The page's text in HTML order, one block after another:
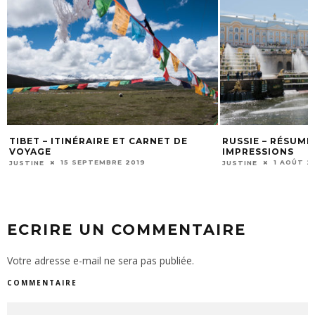
TIBET – ITINÉRAIRE ET CARNET DE
VOYAGE
JUSTINE 15 SEPTEMBRE 2019
RUSSIE –
IMPRESSIONS
JUSTINE 1 AOÛT
ECRIRE UN COMMENTAIRE
Votre adresse e-mail ne sera pas publiée.
COMMENTAIRE